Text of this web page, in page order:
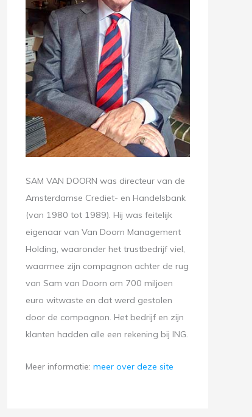
SAM VAN DOORN was directeur van de
Amsterdamse Crediet- en Handelsbank
(van 1980 tot 1989). Hij was feitelijk
eigenaar van Van Doorn Management
Holding, waaronder het trustbedrijf viel,
waarmee zijn compagnon achter de rug
van Sam van Doorn om 700 miljoen
euro witwaste en dat werd gestolen
door de compagnon. Het bedrijf en zijn
klanten hadden alle een rekening bij ING.
Meer informatie: meer over deze site